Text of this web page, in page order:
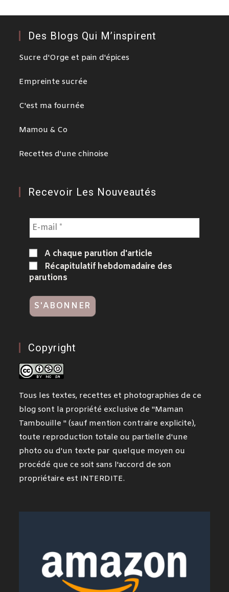
Des Blogs Qui M’inspirent
Sucre d'Orge et pain d'épices
Empreinte sucrée
C'est ma fournée
Mamou & Co
Recettes d'une chinoise
Recevoir Les Nouveautés
A chaque parution d'article
Récapitulatif hebdomadaire des
parutions
Copyright
Tous les textes, recettes et photographies de ce
blog sont la propriété exclusive de "Maman
Tambouille " (sauf mention contraire explicite),
toute reproduction totale ou partielle d'une
photo ou d'un texte par quelque moyen ou
procédé que ce soit sans l'accord de son
propriétaire est INTERDITE.